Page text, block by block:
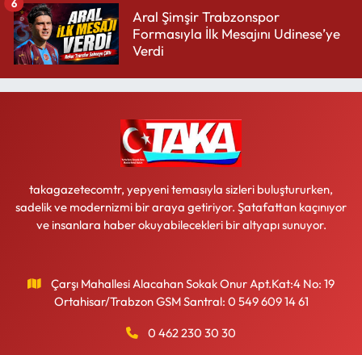
Aral Şimşir Trabzonspor
Formasıyla İlk Mesajını Udinese’ye
Verdi
6
takagazetecomtr, yepyeni temasıyla sizleri buluştururken,
sadelik ve modernizmi bir araya getiriyor. Şatafattan kaçınıyor
ve insanlara haber okuyabilecekleri bir altyapı sunuyor.
Çarşı Mahallesi Alacahan Sokak Onur Apt.Kat:4 No: 19
Ortahisar/Trabzon GSM Santral: 0 549 609 14 61
0 462 230 30 30